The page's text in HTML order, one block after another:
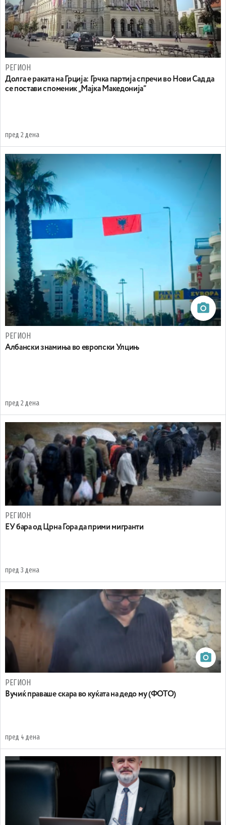
РЕГИОН
Долга е раката на Грција: Грчка партија спречи во Нови Сад да
се постави споменик „Мајка Македонија“
пред 2 дена
РЕГИОН
Aлбански знамиња во европски Улцињ
пред 2 дена
РЕГИОН
EУ бара од Црна Гора да прими мигранти
пред 3 дена
РЕГИОН
Вучиќ праваше скара во куќата на дедо му (ФОТО)
пред 4 дена